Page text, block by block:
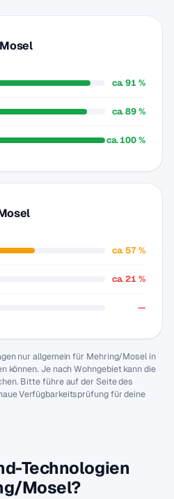
ca. 91 %
ca. 89 %
ca. 100 %
ca. 57 %
ca. 21 %
—
nur allgemein für Mehring/Mosel in
können. Je nach Wohngebiet kann die
Bitte führe auf der Seite des
Verfügbarkeitsprüfung für deine
Technologien
Mosel?